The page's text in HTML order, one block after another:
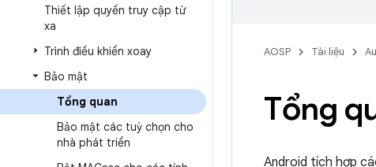
Thiết lập quyền truy cập từ
xa
Trình điều khiển xoay
Bảo mật
Tổng quan
Bảo mật các tuỳ chọn cho
nhà phát triển
AOSP Tài liệu
Tổng
Android tích hợp